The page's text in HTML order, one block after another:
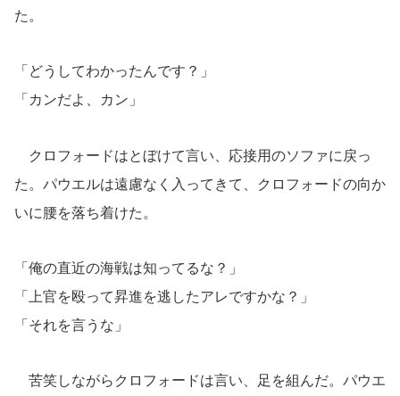
た。
「どうしてわかったんです？」
「カンだよ、カン」
クロフォードはとぼけて言い、応接用のソファに戻っ
た。パウエルは遠慮なく入ってきて、クロフォードの向か
いに腰を落ち着けた。
「俺の直近の海戦は知ってるな？」
「上官を殴って昇進を逃したアレですかな？」
「それを言うな」
苦笑しながらクロフォードは言い、足を組んだ。パウエ